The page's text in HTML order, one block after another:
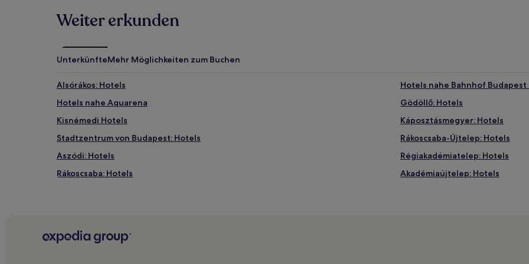
Es
können
Bedingungen
gelten.
Weiter erkunden
UnterkünfteMehr Möglichkeiten zum Buchen
Alsórákos: Hotels
Hotels nahe Bahnhof Budapest
Hotels nahe Aquarena
Gödöllő: Hotels
Kisnémedi Hotels
Káposztásmegyer: Hotels
Stadtzentrum von Budapest: Hotels
Rákoscsaba-Újtelep: Hotels
Aszódi: Hotels
Régiakadémiatelep: Hotels
Rákoscsaba: Hotels
Akadémiaújtelep: Hotels
Rákoshegy: Hotels